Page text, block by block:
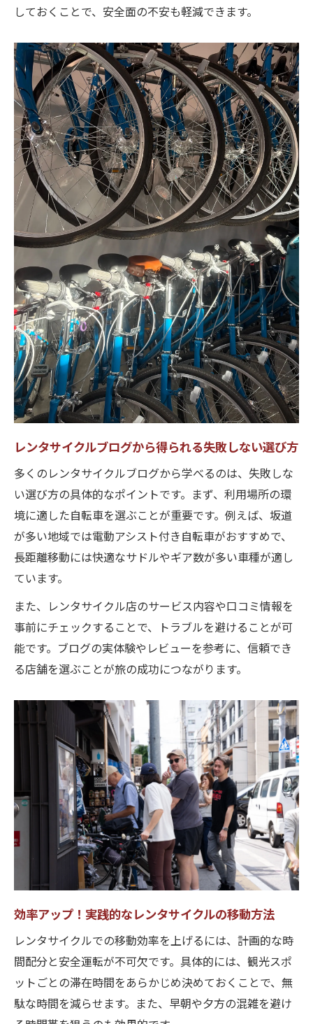
しておくことで、安全面の不安も軽減できます。
レンタサイクルブログから得られる失敗しない選び方
多くのレンタサイクルブログから学べるのは、失敗しな
い選び方の具体的なポイントです。まず、利用場所の環
境に適した自転車を選ぶことが重要です。例えば、坂道
が多い地域では電動アシスト付き自転車がおすすめで、
長距離移動には快適なサドルやギア数が多い車種が適し
ています。
また、レンタサイクル店のサービス内容や口コミ情報を
事前にチェックすることで、トラブルを避けることが可
能です。ブログの実体験やレビューを参考に、信頼でき
る店舗を選ぶことが旅の成功につながります。
効率アップ！実践的なレンタサイクルの移動方法
レンタサイクルでの移動効率を上げるには、計画的な時
間配分と安全運転が不可欠です。具体的には、観光スポ
ットごとの滞在時間をあらかじめ決めておくことで、無
駄な時間を減らせます。また、早朝や夕方の混雑を避け